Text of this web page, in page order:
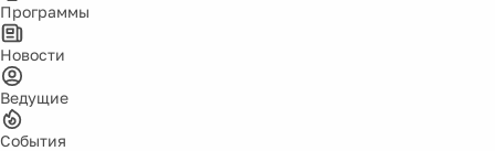
Программы
Новости
Ведущие
События